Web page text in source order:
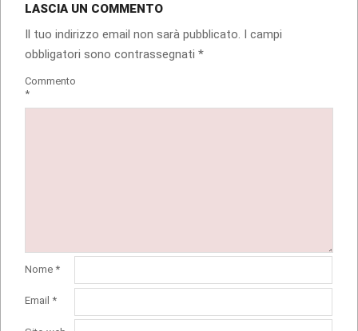
LASCIA UN COMMENTO
Il tuo indirizzo email non sarà pubblicato. I campi
obbligatori sono contrassegnati *
Commento
*
Nome *
Email *